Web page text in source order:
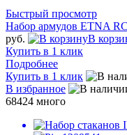
Быстрый просмотр
Набор армудов ETNA
руб.
В
Купить в 1 клик
Подробнее
Купить в 1 клик
В избранное
68424 много